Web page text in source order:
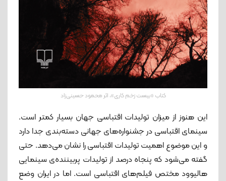
کتاب «بیست زخم کاری»، اثر محمود حسینی‌زاد
این هنوز از میزان تولیدات اقتباسی جهان بسیار کمتر است.
سینمای اقتباسی در جشنواره‌های جهانی دسته‌بندی جدا دارد
و این موضوع اهمیت تولیدات اقتباسی را نشان می‌دهد. حتی
گفته می‌شود که پنجاه درصد از تولیدات پربیننده‌ی سینمایی
هالیوود مختص فیلم‌های اقتباسی‌ است. اما در ایران وضع